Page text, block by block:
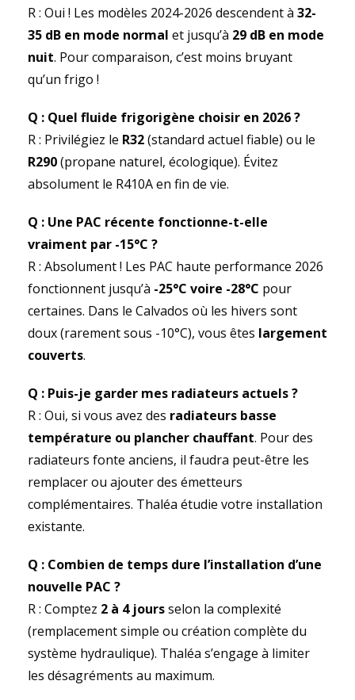
R : Oui ! Les modèles 2024-2026 descendent à 32-
35 dB en mode normal et jusqu’à 29 dB en mode
nuit. Pour comparaison, c’est moins bruyant
qu’un frigo !
Q : Quel fluide frigorigène choisir en 2026 ?
R : Privilégiez le R32(standard actuel fiable) ou le
R290(propane naturel, écologique). Évitez
absolument le R410A en fin de vie.
Q : Une PAC récente fonctionne-t-elle
vraiment par -15°C ?
R : Absolument ! Les PAC haute performance 2026
fonctionnent jusqu’à -25°C voire -28°C pour
certaines. Dans le Calvados où les hivers sont
doux (rarement sous -10°C), vous êtes largement
couverts.
Q : Puis-je garder mes radiateurs actuels ?
R : Oui, si vous avez des radiateurs basse
température ou plancher chauffant. Pour des
radiateurs fonte anciens, il faudra peut-être les
remplacer ou ajouter des émetteurs
complémentaires. Thaléa étudie votre installation
existante.
Q : Combien de temps dure l’installation d’une
nouvelle PAC ?
R : Comptez 2 à 4 joursselon la complexité
(remplacement simple ou création complète du
système hydraulique). Thaléa s’engage à limiter
les désagréments au maximum.